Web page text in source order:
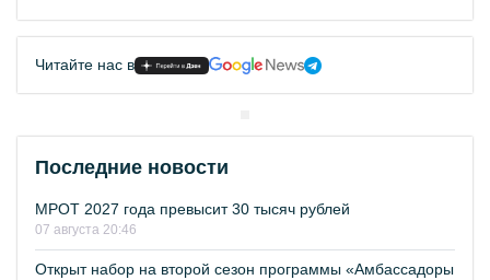
Читайте нас в
Последние новости
МРОТ 2027 года превысит 30 тысяч рублей
07 августа 20:46
Открыт набор на второй сезон программы «Амбассадоры